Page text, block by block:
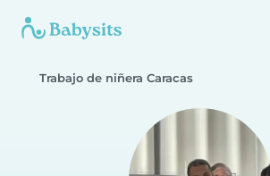
Trabajo de niñera Caracas